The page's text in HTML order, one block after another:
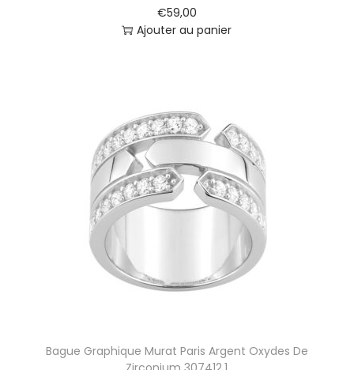
€59,00
Ajouter au panier
Bague Graphique Murat Paris Argent Oxydes De